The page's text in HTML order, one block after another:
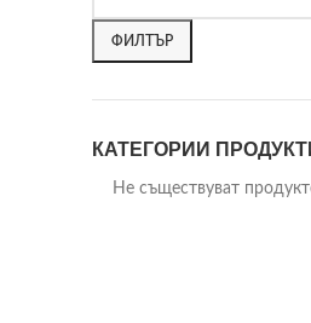
ФИЛТЪР
КАТЕГОРИИ
Не съществуват